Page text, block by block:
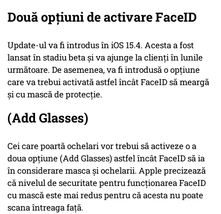
Două opțiuni de activare FaceID
Update-ul va fi introdus în iOS 15.4. Acesta a fost
lansat în stadiu beta şi va ajunge la clienți în lunile
următoare. De asemenea, va fi introdusă o opţiune
care va trebui activată astfel încât FaceID să meargă
şi cu mască de protecție.
(Add Glasses)
Cei care poartă ochelari vor trebui să activeze o a
doua opţiune (Add Glasses) astfel încât FaceID să ia
în considerare masca și ochelarii. Apple precizează
că nivelul de securitate pentru funcţionarea FaceID
cu mască este mai redus pentru că acesta nu poate
scana întreaga faţă.